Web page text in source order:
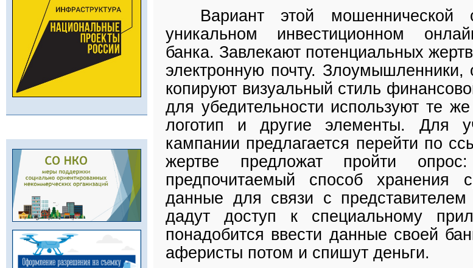
Вариант этой
уникальном инвестиционном
банка. Завлекают потенциальных
электронную почту.
копируют визуальный стиль
для убедительности используют те
логотип и другие элементы. Для
кампании предлагается перейти по
жертве предложат пройти опрос:
предпочитаемый способ хранения
данные для связи с представителем
дадут доступ к специальному
понадобится ввести данные своей
аферисты потом и спишут деньги.